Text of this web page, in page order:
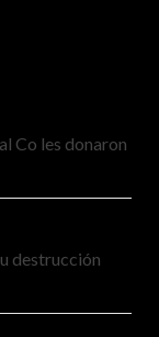
Co les donaron
destrucción